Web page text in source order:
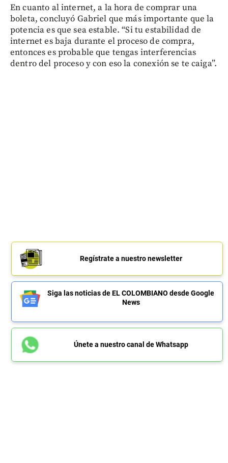
En cuanto al internet, a la hora de comprar una
boleta, concluyó Gabriel que más importante que la
potencia es que sea estable. “Si tu estabilidad de
internet es baja durante el proceso de compra,
entonces es probable que tengas interferencias
dentro del proceso y con eso la conexión se te caiga”.
Regístrate a nuestro newsletter
Siga las noticias de EL COLOMBIANO desde Google
News
Únete a nuestro canal de Whatsapp